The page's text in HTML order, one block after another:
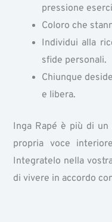
pressione
Coloro che
Individui alla
sfide personali.
Chiunque
e libera.
Inga Rapé è più di
propria voce
Integratelo nella
di vivere in accordo